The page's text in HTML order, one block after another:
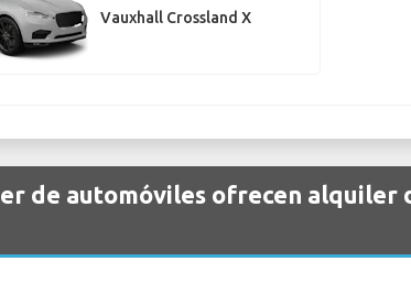
Vauxhall Crossland X
de automóviles ofrecen alquiler